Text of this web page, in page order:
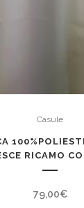
Casule
RICAMO
79,00€